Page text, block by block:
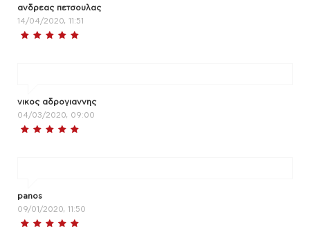
ανδρεας πετσουλας
14/04/2020, 11:51
νικος αδρογιαννης
04/03/2020, 09:00
panos
09/01/2020, 11:50